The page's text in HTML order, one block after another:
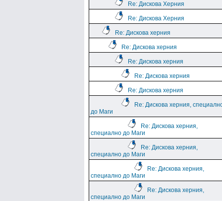
Re: Дискова Херния
Re: Дискова Херния
Re: Дискова херния
Re: Дискова херния
Re: Дискова херния
Re: Дискова херния
Re: Дискова херния
Re: Дискова херния,
до Маги
Re: Дискова херния,
специално до Маги
Re: Дискова херния,
специално до Маги
Re: Дискова херния,
специално до Маги
Re: Дискова херния,
специално до Маги